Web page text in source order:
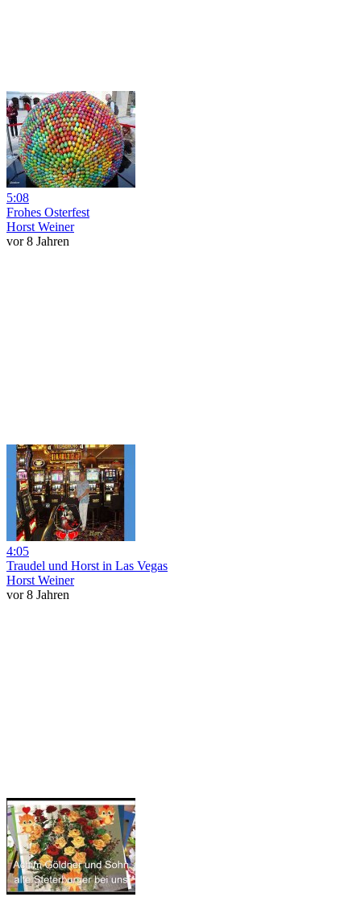
5:08
Frohes Osterfest
Horst Weiner
vor 8 Jahren
4:05
Traudel und Horst in Las Vegas
Horst Weiner
vor 8 Jahren